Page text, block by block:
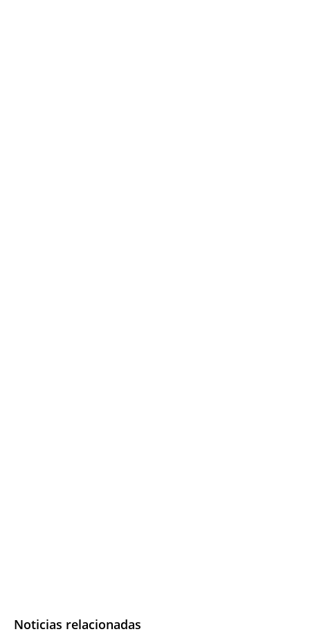
Noticias relacionadas